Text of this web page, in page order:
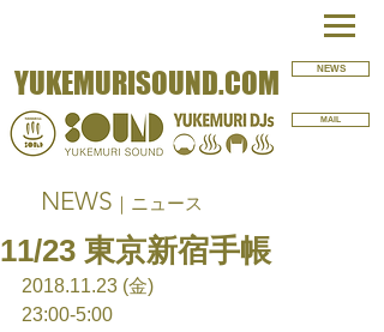
YUKEMURISOUND.COM NEWS
MAIL
NEWS ｜ニュース
11/23 東京新宿手帳
2018.11.23 (金)
23:00-5:00